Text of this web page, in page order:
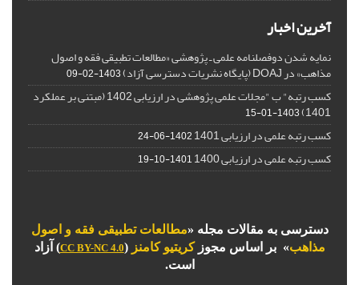
آخرین اخبار
نمایه شدن دوفصلنامه علمی ـ پژوهشی «مطالعات تطبیقی فقه و اصول
مذاهب» در DOAJ (پایگاه نشریات دسترسی آزاد) 1403-02-09
کسب رتبه" ب "مجلات علمی پژوهشی در ارزیابی 1402 (مبتنی بر عملکرد
1401)
1403-01-15
کسب رتبه علمی در ارزیابی 1401 1402-06-24
کسب رتبه علمی در ارزیابی 1400 1401-10-19
دسترسی به مقالات مجله «مطالعات تطبیقی فقه و اصول
مذاهب» بر اساس مجوزکریتیو کامنز (
CC BY-NC 4.0) آزاد
است.